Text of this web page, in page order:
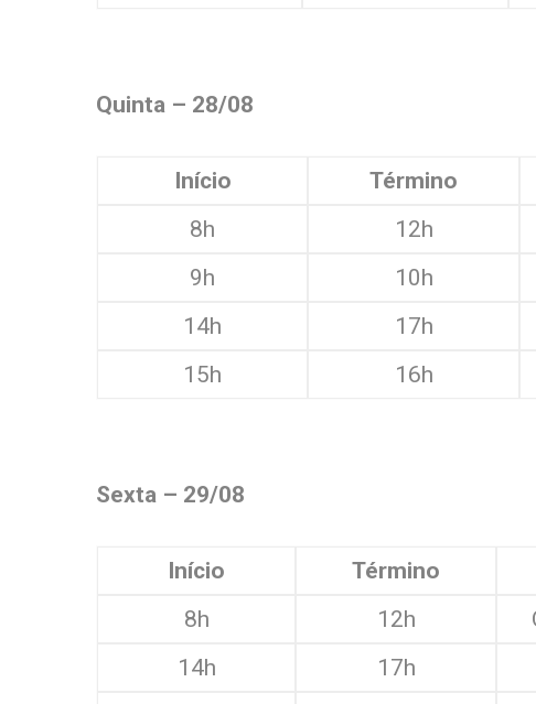
Quinta – 28/08
Início Término
8h
12h
9h
10h
14h
17h
15h
16h
Sexta – 29/08
Início Término
8h
12h
14h
17h